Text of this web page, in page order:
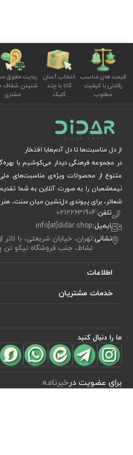
مشاهده
قیمت های مناسب
رقابتی با کیفیت
مطلوب
انتخاب آسان
کالا با چند
کلیک
رعایت حقوق
شنیدن شفاف
مشتری
از دل مناسبت‌ها تا دل آدم‌هابا افتخار
در مجموعه فرهنگی دیدار می‌کوشیم با
متنوع از محصولات ویژه‌ی مناسبت‌های
نیمه‌شعبان را به صورت آنلاین به شما
شعائر، برای پیوندی دل‌نشین میان سنت، هنر
تلفن:02122631904
ایمیل:info[at]didar.shop
نشانی:تهران، خیابان شریعتی، با
نشاط، جنب فروشگاه نیکو تن پوش، پلاک
اطلاعات
خدمات مشتریان
ما را دنبال کنید
برای عضویت درخبرنامه